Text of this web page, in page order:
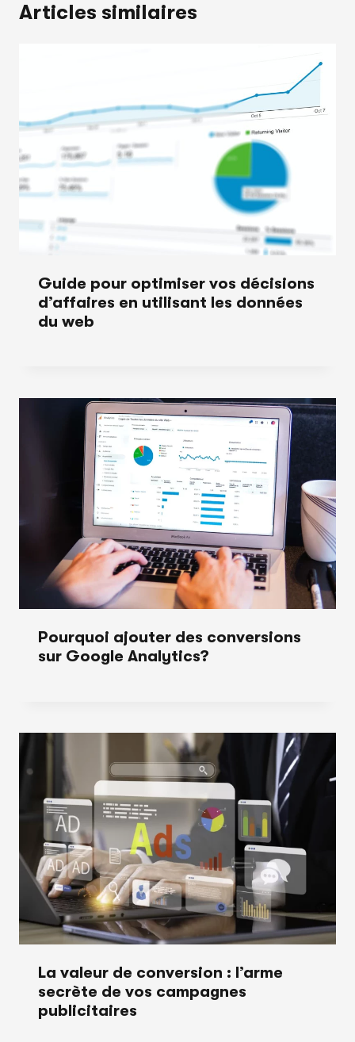
Articles similaires
Guide pour optimiser vos décisions
d’affaires en utilisant les données
du web
Pourquoi ajouter des conversions
sur Google Analytics?
La valeur de conversion : l’arme
secrète de vos campagnes
publicitaires